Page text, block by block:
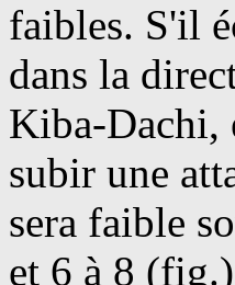
faibles. S'il
dans la
Kiba-Dachi,
subir une
sera faible
et 6 à 8